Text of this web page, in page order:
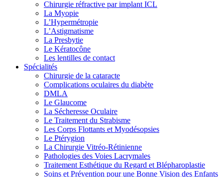
Chirurgie réfractive par implant ICL
La Myopie
L’Hypermétropie
L’Astigmatisme
La Presbytie
Le Kératocône
Les lentilles de contact
Spécialités
Chirurgie de la cataracte
Complications oculaires du diabète
DMLA
Le Glaucome
La Sécheresse Oculaire
Le Traitement du Strabisme
Les Corps Flottants et Myodésopsies
Le Ptérygion
La Chirurgie Vitréo-Rétinienne
Pathologies des Voies Lacrymales
Traitement Esthétique du Regard et Blépharoplastie
Soins et Prévention pour une Bonne Vision des Enfants